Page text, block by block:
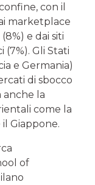
con il
marketplace
e dai siti
Gli Stati
e Germania)
di sbocco
anche la
come la
il Giappone.
of